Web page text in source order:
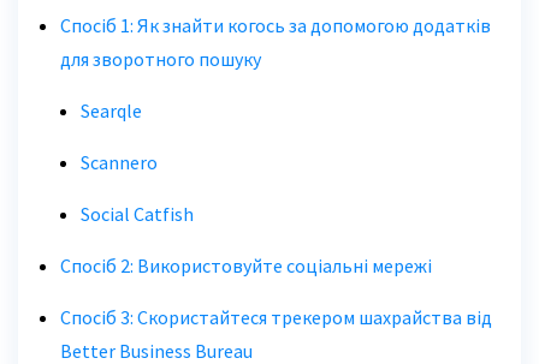
Спосіб 1: Як знайти когось за допомогою додатків
для зворотного пошуку
Searqle
Scannero
Social Catfish
Спосіб 2: Використовуйте соціальні мережі
Спосіб 3: Скористайтеся трекером шахрайства від
Better Business Bureau